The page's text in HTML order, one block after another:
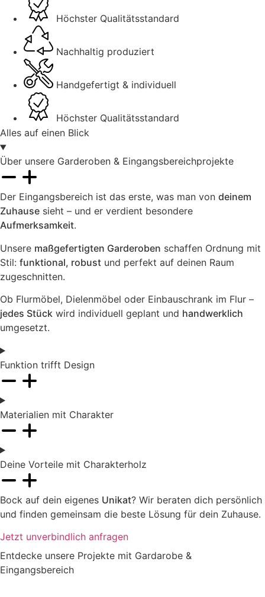
Höchster Qualitätsstandard
Nachhaltig produziert
Handgefertigt & individuell
Höchster Qualitätsstandard
Alles auf einen Blick
Über unsere Garderoben & Eingangsbereichprojekte
Der Eingangsbereich ist das erste, was man von deinem
Zuhause sieht – und er verdient besondere
Aufmerksamkeit.
Unsere maßgefertigten Garderoben schaffen Ordnung mit
Stil: funktional, robust und perfekt auf deinen Raum
zugeschnitten.
Ob Flurmöbel, Dielenmöbel oder Einbauschrank im Flur –
jedes Stück wird individuell geplant und handwerklich
umgesetzt.
Funktion trifft Design
Materialien mit Charakter
Deine Vorteile mit Charakterholz
Bock auf dein eigenes Unikat? Wir beraten dich persönlich
und finden gemeinsam die beste Lösung für dein Zuhause.
Jetzt unverbindlich anfragen
Entdecke unsere Projekte mit Gardarobe &
Eingangsbereich